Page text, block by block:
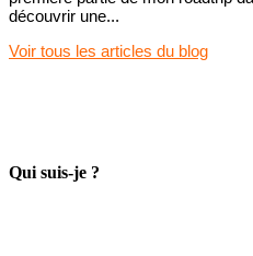
découvrir une...
Voir tous les articles du blog
Qui suis-je ?